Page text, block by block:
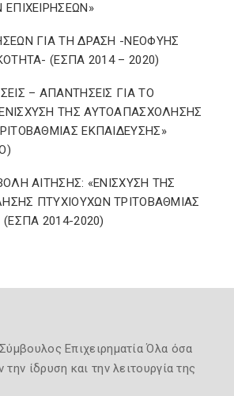
ΓΙΑ ΤΗ ΔΡΑΣΗ -ΝΕΟΦΥΗΣ
(ΕΣΠΑ 2014 – 2020)
– ΑΠΑΝΤΗΣΕΙΣ ΓΙΑ ΤΟ
ΤΗΣ ΑΥΤΟΑΠΑΣΧΟΛΗΣΗΣ
ΕΚΠΑΙΔΕΥΣΗΣ»
ΑΙΤΗΣΗΣ: «ΕΝΙΣΧΥΣΗ ΤΗΣ
ΠΤΥΧΙΟΥΧΩΝ ΤΡΙΤΟΒΑΘΜΙΑΣ
2014-2020)
Επιχειρηματία Όλα όσα
ίδρυση και την λειτουργία της